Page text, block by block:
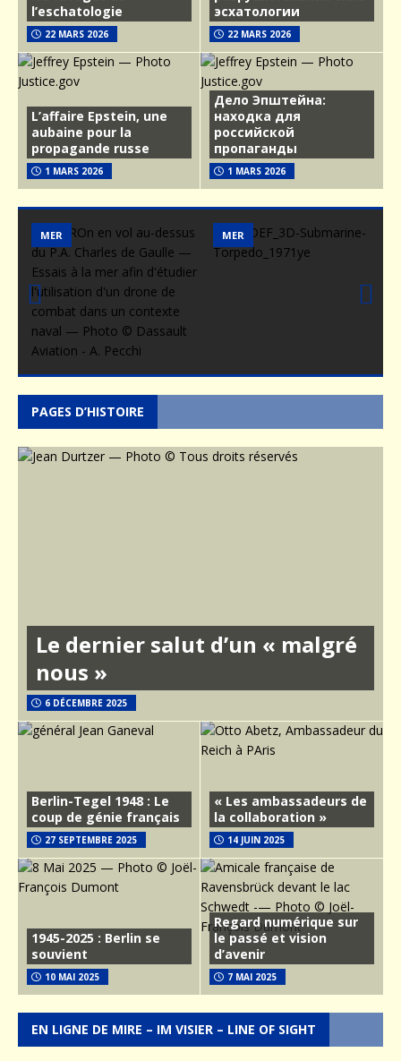
l’eschatologie
22 MARS 2026
эсхатологии
22 MARS 2026
L’affaire Epstein, une
aubaine pour la
propagande russe
1 MARS 2026
Дело Эпштейна:
находка для
российской
пропаганды
1 MARS 2026
MER MER
Prev
ious
PAGES D’HISTOIRE
Le dernier salut d’un « malgré
nous »
6 DÉCEMBRE 2025
Berlin-Tegel 1948 : Le
coup de génie français
27 SEPTEMBRE 2025
« Les ambassadeurs de
la collaboration »
14 JUIN 2025
1945-2025 : Berlin se
souvient
10 MAI 2025
Regard numérique sur
le passé et vision
d’avenir
7 MAI 2025
EN LIGNE DE MIRE – IM VISIER – LINE OF SIGHT